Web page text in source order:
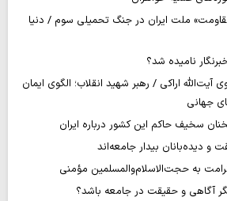
ملت ایران در جنگ تحمیلی سوم / دنیا
اراکی / رهبر شهید انقلاب؛ الگوی ایمان
جهانی
سخیف حاکم این کشور درباره ایران
و دیده‌بانان بیدار جامعه‌اند
به حجت‌الاسلام‌والمسلمین مؤمنی
آگاهی و حقیقت در جامعه باشد؟